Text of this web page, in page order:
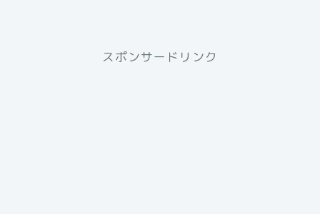
スポンサードリンク